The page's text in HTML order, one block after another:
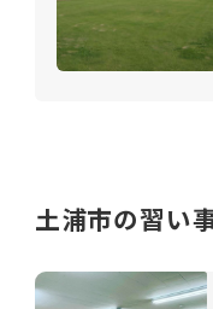
土浦市の習い